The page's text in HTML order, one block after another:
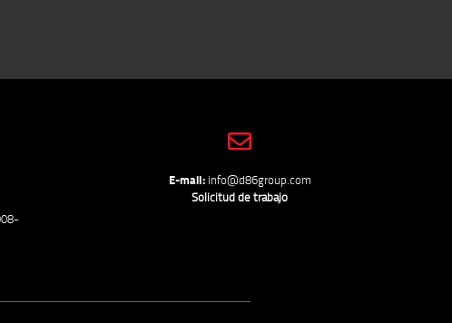
E-mail: info@d86group.com
Solicitud de trabajo